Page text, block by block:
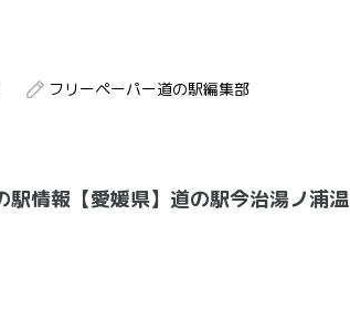
フリーペーパー道の駅編集部
駅情報【愛媛県】道の駅今治湯ノ浦温